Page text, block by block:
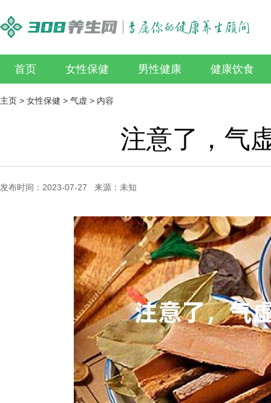
首页 女性保健 男性健康 健康饮食
主页 > 女性保健 > 气虚 > 内容
注意了，气
发布时间：2023-07-27 来源：未知